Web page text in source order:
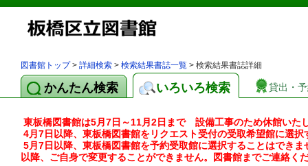
図書館トップ> 詳細検索 > 検索結果書誌一覧 > 検索結果書誌詳細
かんたん検索 いろいろ検索 貸出・
東板橋図書館は5月7日～11月2日まで 設備工事のため休館いた
4月7日以降、東板橋図書館をリクエスト受付の受取希望館に選択
5月7日以降、東板橋図書館を予約受取館に選択することはでき
以降、ご自身で変更することができません。図書館までご連絡く